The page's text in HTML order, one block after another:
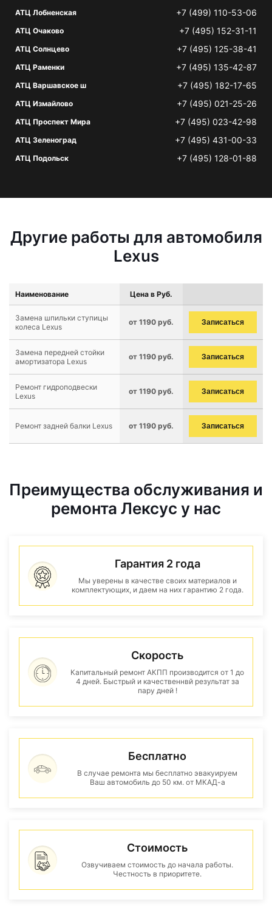
АТЦ Лобненская +7 (499) 110-53-06
АТЦ Очаково +7 (495) 152-31-11
АТЦ Солнцево +7 (495) 125-38-41
АТЦ Раменки +7 (495) 135-42-87
АТЦ Варшавское ш +7 (495) 182-17-65
АТЦ Измайлово +7 (495) 021-25-26
АТЦ Проспект Мира +7 (495) 023-42-98
АТЦ Зеленоград +7 (495) 431-00-33
АТЦ Подольск +7 (495) 128-01-88
Другие работы для автомобиля
Lexus
Наименование Цена в Руб.
Замена шпильки ступицы
колеса Lexus
от 1190 руб. Записаться
Замена передней стойки
амортизатора Lexus
от 1190 руб. Записаться
Ремонт гидроподвески
Lexus
от 1190 руб. Записаться
Ремонт задней балки Lexus от 1190 руб. Записаться
Преимущества обслуживания и
ремонта Лексус у нас
Гарантия 2 года
Мы уверены в качестве своих материалов и
комплектующих, и даем на них гарантию 2 года.
Скорость
Капитальный ремонт АКПП производится от 1 до
4 дней. Быстрый и качественнвй результат за
пару дней !
Бесплатно
В случае ремонта мы бесплатно эвакуируем
Ваш автомобиль до 50 км. от МКАД-а
Стоимость
Озвучиваем стоимость до начала работы.
Честность в приоритете.